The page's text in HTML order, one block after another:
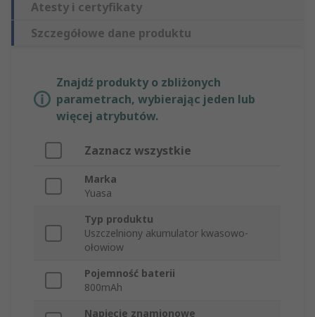
Atesty i certyfikaty
Szczegółowe dane produktu
Znajdź produkty o zbliżonych
parametrach, wybierając jeden lub
więcej atrybutów.
Zaznacz wszystkie
Marka
Yuasa
Typ produktu
Uszczelniony akumulator kwasowo-
ołowiow
Pojemność baterii
800mAh
Napięcie znamionowe